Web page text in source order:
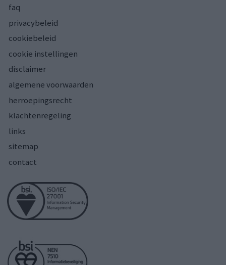
faq
privacybeleid
cookiebeleid
cookie instellingen
disclaimer
algemene voorwaarden
herroepingsrecht
klachtenregeling
links
sitemap
contact